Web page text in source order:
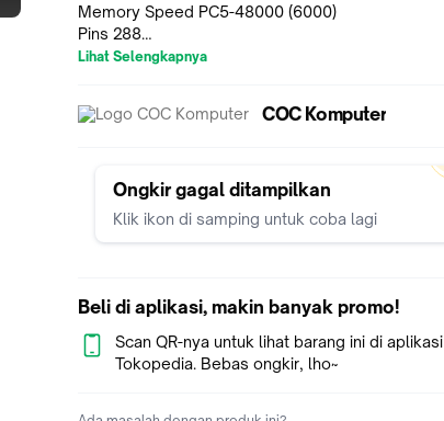
Memory Speed PC5-48000 (6000)
Pins 288
Memory Ranks
Lihat Selengkapnya
COC Komputer
Ongkir gagal ditampilkan
Klik ikon di samping untuk coba lagi
Beli di aplikasi, makin banyak promo!
Scan QR-nya untuk lihat barang ini di aplikasi
Tokopedia. Bebas ongkir, lho~